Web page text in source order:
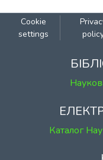
Cookie
settings
Каталог